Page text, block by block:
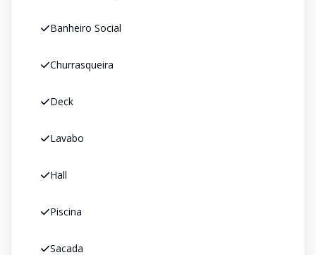
Banheiro Social
Churrasqueira
Deck
Lavabo
Hall
Piscina
Sacada